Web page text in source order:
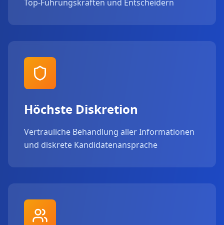
Top-Führungskräften und Entscheidern
Höchste Diskretion
Vertrauliche Behandlung aller Informationen
und diskrete Kandidatenansprache